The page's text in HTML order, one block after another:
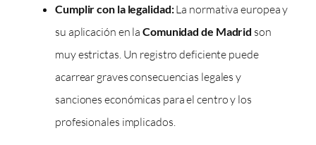
Cumplir con la legalidad:La normativa europea y
su aplicación en laComunidad de Madrid son
muy estrictas. Un registro deficiente puede
acarrear graves consecuencias legales y
sanciones económicas para el centro y los
profesionales implicados.